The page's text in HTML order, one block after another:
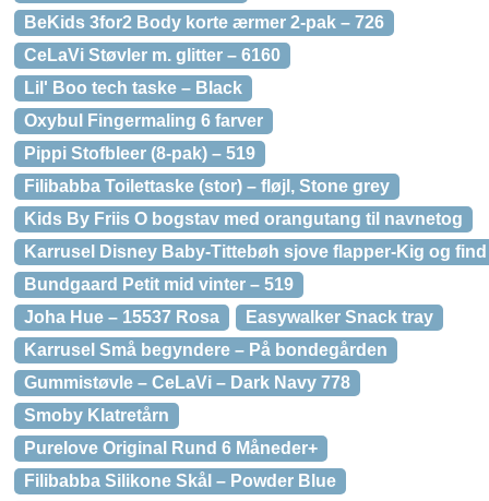
BeKids 3for2 Body korte ærmer 2-pak – 726
CeLaVi Støvler m. glitter – 6160
Lil' Boo tech taske – Black
Oxybul Fingermaling 6 farver
Pippi Stofbleer (8-pak) – 519
Filibabba Toilettaske (stor) – fløjl, Stone grey
Kids By Friis O bogstav med orangutang til navnetog
Karrusel Disney Baby-Tittebøh sjove flapper-Kig og find
Bundgaard Petit mid vinter – 519
Joha Hue – 15537 Rosa
Easywalker Snack tray
Karrusel Små begyndere – På bondegården
Gummistøvle – CeLaVi – Dark Navy 778
Smoby Klatretårn
Purelove Original Rund 6 Måneder+
Filibabba Silikone Skål – Powder Blue